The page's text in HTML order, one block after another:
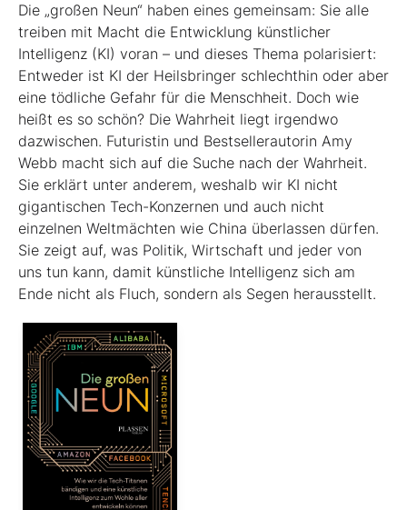
Die „großen Neun“ haben eines gemeinsam: Sie alle
treiben mit Macht die Entwicklung künstlicher
Intelligenz (KI) voran – und dieses Thema polarisiert:
Entweder ist KI der Heilsbringer schlechthin oder aber
eine tödliche Gefahr für die Menschheit. Doch wie
heißt es so schön? Die Wahrheit liegt irgendwo
dazwischen. Futuristin und Bestsellerautorin Amy
Webb macht sich auf die Suche nach der Wahrheit.
Sie erklärt unter anderem, weshalb wir KI nicht
gigantischen Tech-Konzernen und auch nicht
einzelnen Weltmächten wie China überlassen dürfen.
Sie zeigt auf, was Politik, Wirtschaft und jeder von
uns tun kann, damit künstliche Intelligenz sich am
Ende nicht als Fluch, sondern als Segen herausstellt.